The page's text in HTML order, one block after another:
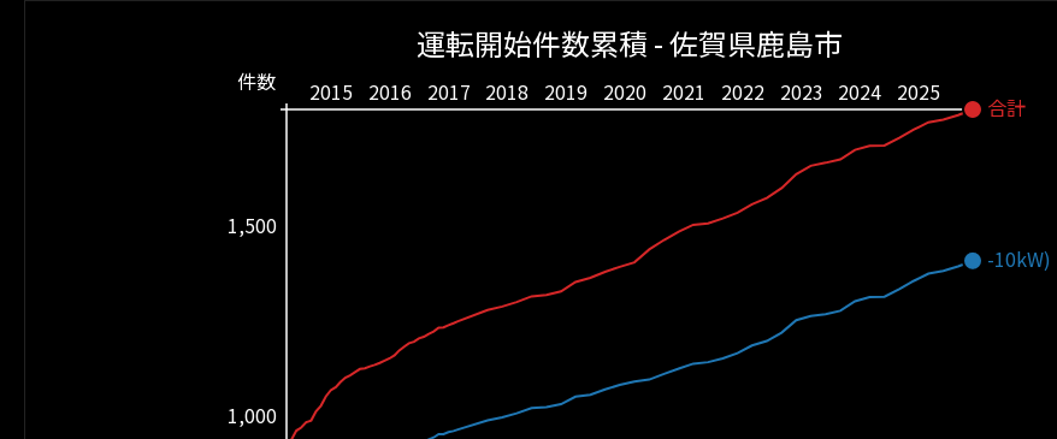
2015 2016 2017 2018 2019 2020 2021 2022 2023 2024 2025
1,000
1,500
件数
運転開始件数累積 - 佐賀県鹿島市
-10kW)
合計